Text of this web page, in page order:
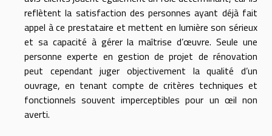
reflètent la satisfaction des personnes ayant déjà fait
appel à ce prestataire et mettent en lumière son sérieux
et sa capacité à gérer la maîtrise d’œuvre. Seule une
personne experte en gestion de projet de rénovation
peut cependant juger objectivement la qualité d’un
ouvrage, en tenant compte de critères techniques et
fonctionnels souvent imperceptibles pour un œil non
averti.